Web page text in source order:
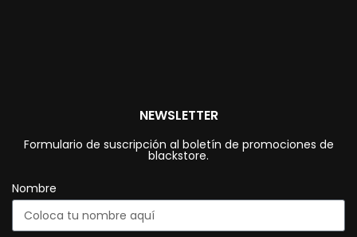
NEWSLETTER
Formulario de suscripción al boletín de promociones de
blackstore.
Nombre